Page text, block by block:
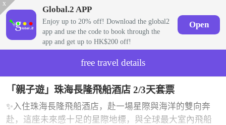
x
Global.2 APP
Enjoy up to 20% off! Download the global2
app and use the code to book through the
app and get up to HK$200 off!
Open
free travel details
「親子遊」珠海長隆飛船酒店 2/3天套票
✨入住珠海長隆飛船酒店，赴一場星際與海洋的雙向奔
赴，這座未來感十足的星際地標，與全球最大室內飛船